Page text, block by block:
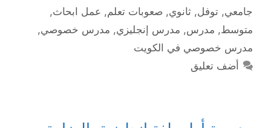
جامعي, توفل, ثانوي, صعوبات تعلم, عمل ابحاث,
متوسط, مدرس, مدرس إنجليزي, مدرس خصوصي,
مدرس خصوصي في الكويت
أضف تعليق